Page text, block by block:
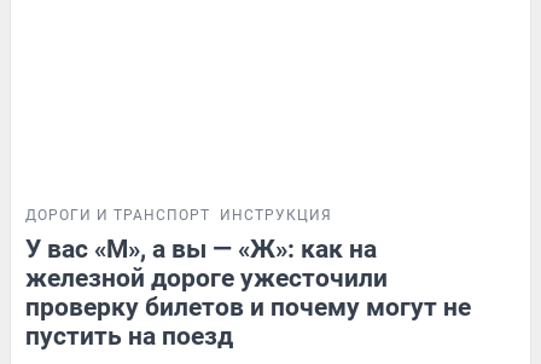
ДОРОГИ И ТРАНСПОРТ ИНСТРУКЦИЯ
У вас «М», а вы — «Ж»: как на
железной дороге ужесточили
проверку билетов и почему могут не
пустить на поезд